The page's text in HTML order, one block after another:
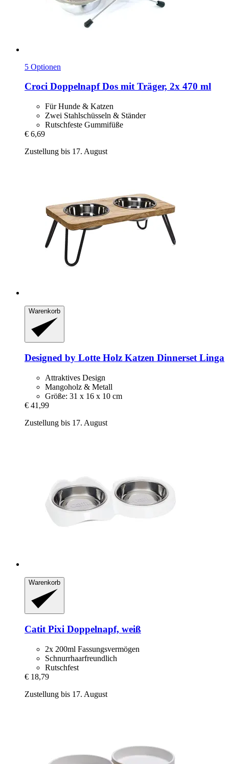
5 Optionen
Croci Doppelnapf Dos mit Träger, 2x 470 ml
Für Hunde & Katzen
Zwei Stahlschüsseln & Ständer
Rutschfeste Gummifüße
€ 6,69
Zustellung bis 17. August
Warenkorb
Designed by Lotte Holz Katzen Dinnerset Linga
Attraktives Design
Mangoholz & Metall
Größe: 31 x 16 x 10 cm
€ 41,99
Zustellung bis 17. August
Warenkorb
Catit Pixi Doppelnapf, weiß
2x 200ml Fassungsvermögen
Schnurrhaarfreundlich
Rutschfest
€ 18,79
Zustellung bis 17. August